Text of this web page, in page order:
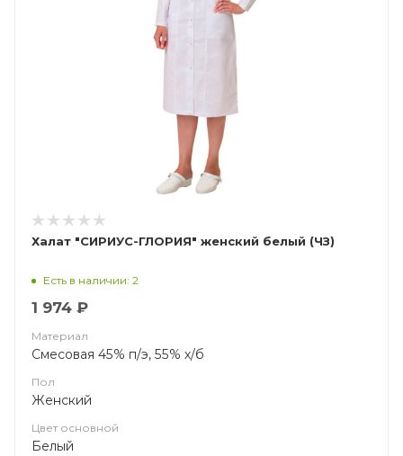
Халат "СИРИУС-ГЛОРИЯ" женский белый (ЧЗ)
Есть в наличии: 2
1 974 ₽
Материал
Смесовая 45% п/э, 55% х/б
Пол
Женский
Цвет основной
Белый